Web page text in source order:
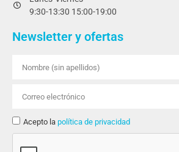
9:30-13:30 15:00-19:00
Newsletter y ofertas
Acepto la política de privacidad